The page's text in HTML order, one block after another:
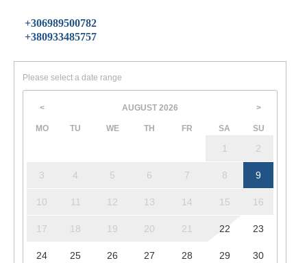
+306989500782
+380933485757
Please select a date range
< AUGUST 2026 >
MO TU WE TH FR SA SU
1 2
3 4 5 6 7 8 9
10 11 12 13 14 15 16
17 18 19 20 21 22 23
24 25 26 27 28 29 30